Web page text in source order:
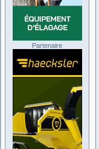
Partenaire